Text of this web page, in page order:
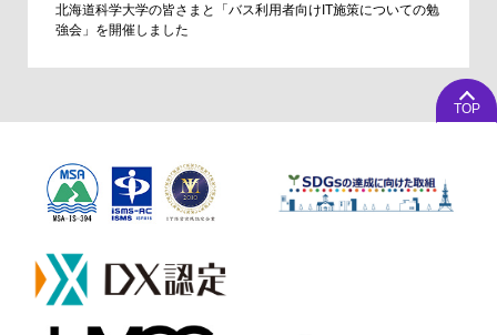
北海道科学大学の皆さまと「バス利用者向けIT施策についての勉
強会」を開催しました
TOP